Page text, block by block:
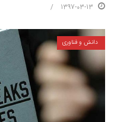
1397-03-13
دانش و فناوری